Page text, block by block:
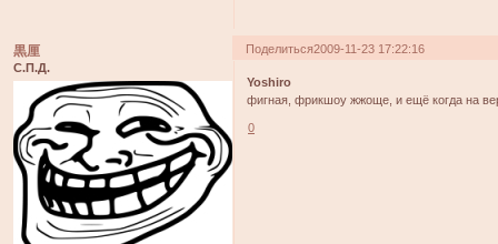
Поделиться2009-11-23 17:22:16
黒厘
С.П.Д.
Yoshiro
фигная, фрикшоу жжоще, и ещё когда на
0